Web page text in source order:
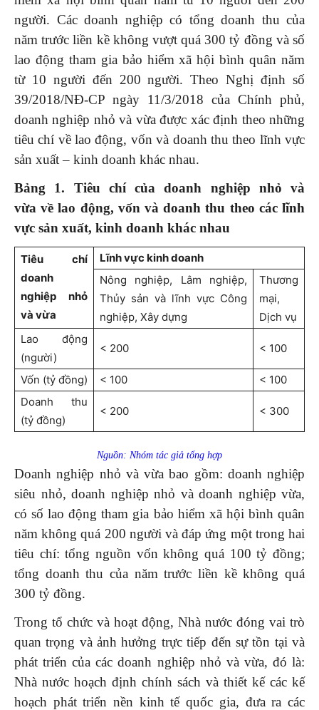
người. Các doanh nghiệp có tổng doanh thu của
năm trước liền kề không vượt quá 300 tỷ đồng và số
lao động tham gia bảo hiểm xã hội bình quân năm
từ 10 người đến 200 người. Theo Nghị định số
39/2018/NĐ-CP ngày 11/3/2018 của Chính phủ,
doanh nghiệp nhỏ và vừa được xác định theo những
tiêu chí về lao động, vốn và doanh thu theo lĩnh vực
sản xuất – kinh doanh khác nhau.
Bảng 1. Tiêu chí của doanh nghiệp nhỏ và
vừa về lao động, vốn và doanh thu theo các lĩnh
vực sản xuất, kinh doanh khác nhau
Tiêu chí
doanh
nghiệp nhỏ
và vừa
Lĩnh vực kinh doanh
Nông nghiệp, Lâm nghiệp,
Thủy sản và lĩnh vực Công
nghiệp, Xây dựng
Thương
mại,
Dịch vụ
Lao động
(người)
< 200 < 100
Vốn (tỷ đồng) < 100
< 100
Doanh thu
(tỷ đồng)
< 200 < 300
Nguồn: Nhóm tác giả tổng hợp
Doanh nghiệp nhỏ và vừa bao gồm: doanh nghiệp
siêu nhỏ, doanh nghiệp nhỏ và doanh nghiệp vừa,
có số lao động tham gia bảo hiểm xã hội bình quân
năm không quá 200 người và đáp ứng một trong hai
tiêu chí: tổng nguồn vốn không quá 100 tỷ đồng;
tổng doanh thu của năm trước liền kề không quá
300 tỷ đồng.
Trong tổ chức và hoạt động, Nhà nước đóng vai trò
quan trọng và ảnh hưởng trực tiếp đến sự tồn tại và
phát triển của các doanh nghiệp nhỏ và vừa, đó là:
Nhà nước hoạch định chính sách và thiết kế các kế
hoạch phát triển nền kinh tế quốc gia, đưa ra các